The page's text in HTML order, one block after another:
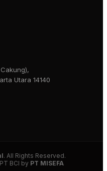
Utara 14140
. All Rights Reserved.
BCI by PT MISEFA